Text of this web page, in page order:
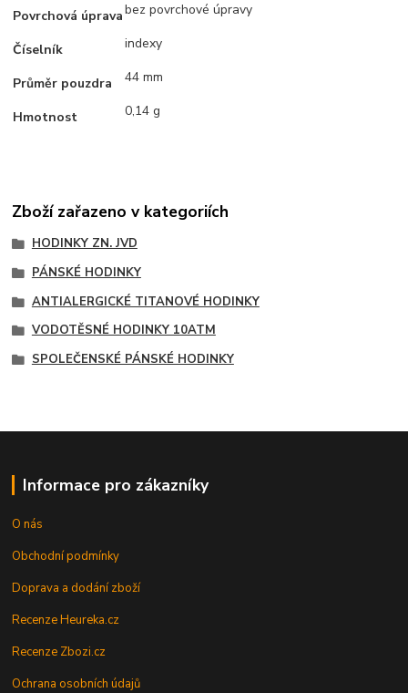
Povrchová úpravabez povrchové úpravy
Číselník indexy
Průměr pouzdra 44 mm
Hmotnost 0,14 g
Zboží zařazeno v kategoriích
HODINKY ZN. JVD
PÁNSKÉ HODINKY
ANTIALERGICKÉ TITANOVÉ HODINKY
VODOTĚSNÉ HODINKY 10ATM
SPOLEČENSKÉ PÁNSKÉ HODINKY
Informace pro zákazníky
O nás
Obchodní podmínky
Doprava a dodání zboží
Recenze Heureka.cz
Recenze Zbozi.cz
Ochrana osobních údajů